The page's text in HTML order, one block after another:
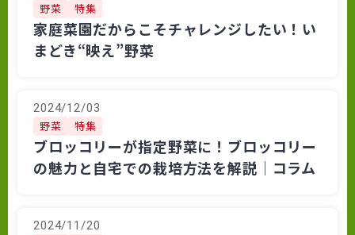
野菜 特集
家庭菜園だからこそチャレンジしたい！い
まどき“映え”野菜
2024/12/03
野菜 特集
ブロッコリーが指定野菜に！ブロッコリー
の魅力と自宅での栽培方法を解説│コラム
2024/11/20